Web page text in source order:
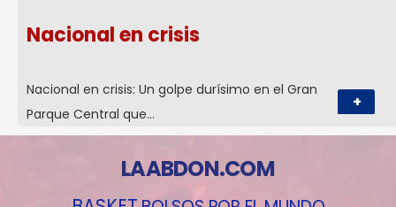
Nacional en crisis
Nacional en crisis: Un golpe durísimo en el Gran
Parque Central que…
+
LAABDON.COM